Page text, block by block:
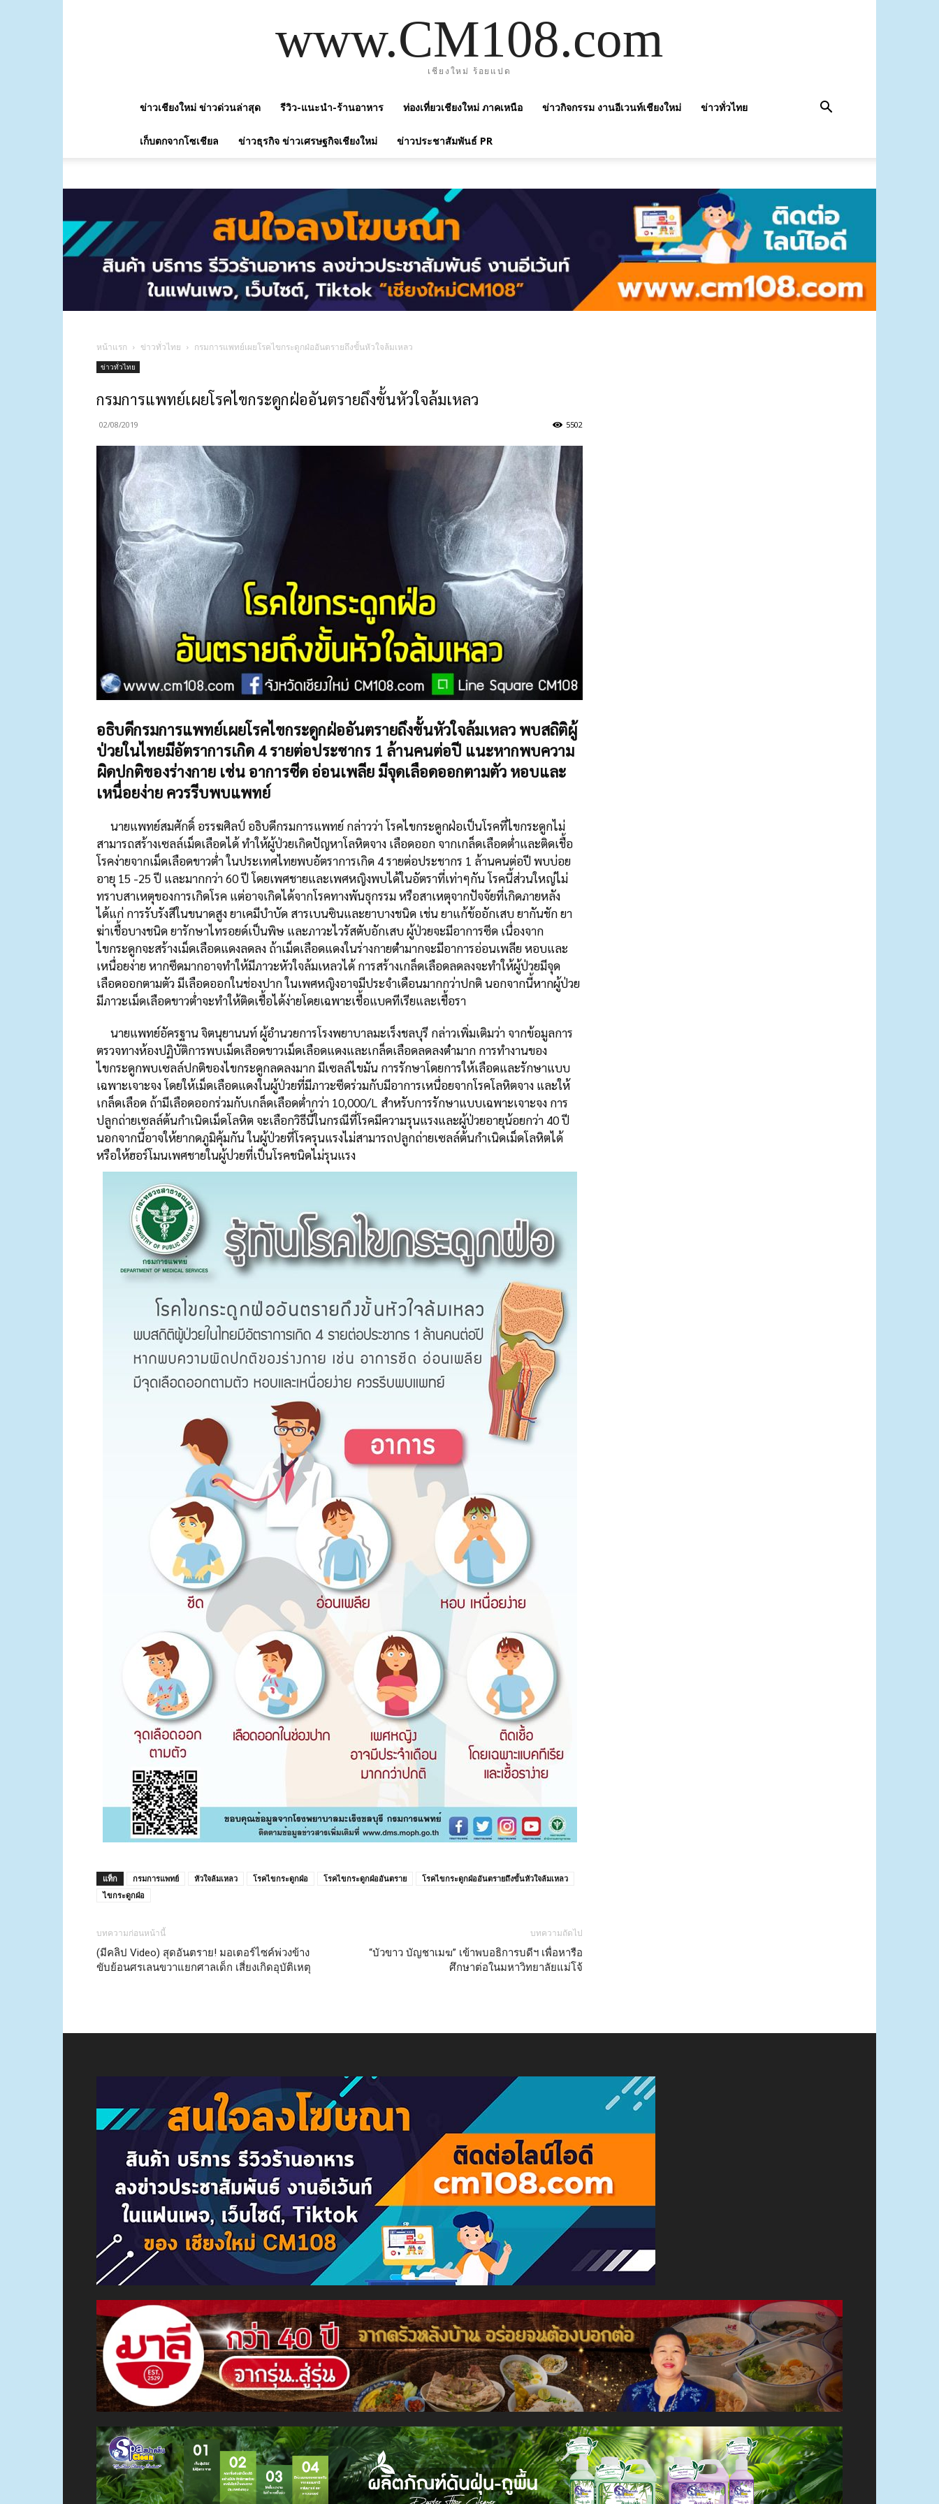
www.CM108.com
เชียงใหม่ ร้อยแปด
ข่าวเชียงใหม่ ข่าวด่วนล่าสุด รีวิว-แนะนำ-ร้านอาหาร ท่องเที่ยวเชียงใหม่ ภาคเหนือ ข่าวกิจกรรม งานอีเวนท์เชียงใหม่ ข่าวทั่วไทย
เก็บตกจากโซเชียล ข่าวธุรกิจ ข่าวเศรษฐกิจเชียงใหม่ ข่าวประชาสัมพันธ์ PR
หน้าแรก ข่าวทั่วไทย กรมการแพทย์เผยโรคไขกระดูกฝ่ออันตรายถึงขั้นหัวใจล้มเหลว
ข่าวทั่วไทย
กรมการแพทย์เผยโรคไขกระดูกฝ่ออันตรายถึงขั้นหัวใจล้มเหลว
02/08/2019 5502
อธิบดีกรมการแพทย์เผยโรคไขกระดูกฝ่ออันตรายถึงขั้นหัวใจล้มเหลว พบสถิติผู้
ป่วยในไทยมีอัตราการเกิด 4 รายต่อประชากร 1 ล้านคนต่อปี แนะหากพบความ
ผิดปกติของร่างกาย เช่น อาการซีด อ่อนเพลีย มีจุดเลือดออกตามตัว หอบและ
เหนื่อยง่าย ควรรีบพบแพทย์
นายแพทย์สมศักดิ์ อรรฆศิลป์ อธิบดีกรมการแพทย์ กล่าวว่า โรคไขกระดูกฝ่อเป็นโรคที่ไขกระดูกไม่
สามารถสร้างเซลล์เม็ดเลือดได้ ทำให้ผู้ป่วยเกิดปัญหาโลหิตจาง เลือดออก จากเกล็ดเลือดต่ำและติดเชื้อ
โรคง่ายจากเม็ดเลือดขาวต่ำในประเทศไทยพบอัตราการเกิด 4 รายต่อประชากร 1 ล้านคนต่อปี พบบ่อย
อายุ 15 -25 ปี และมากกว่า 60 ปี โดยเพศชายและเพศหญิงพบได้ในอัตราที่เท่าๆกัน โรคนี้ส่วนใหญ่ไม่
ทราบสาเหตุของการเกิดโรค แต่อาจเกิดได้จากโรคทางพันธุกรรม หรือสาเหตุจากปัจจัยที่เกิดภายหลัง
ได้แก่ การรับรังสีในขนาดสูง ยาเคมีบำบัด สารเบนซินและยาบางชนิด เช่น ยาแก้ข้ออักเสบ ยากันชัก ยา
ฆ่าเชื้อบางชนิด ยารักษาไทรอยด์เป็นพิษ และภาวะไวรัสตับอักเสบ ผู้ป่วยจะมีอาการซีด เนื่องจาก
ไขกระดูกจะสร้างเม็ดเลือดแดงลดลง ถ้าเม็ดเลือดแดงในร่างกายต่ำมากจะมีอาการอ่อนเพลีย หอบและ
เหนื่อยง่าย หากซีดมากอาจทำให้มีภาวะหัวใจล้มเหลวได้ การสร้างเกล็ดเลือดลดลงจะทำให้ผู้ป่วยมีจุด
เลือดออกตามตัว มีเลือดออกในช่องปาก ในเพศหญิงอาจมีประจำเดือนมากกว่าปกติ นอกจากนี้หากผู้ป่วย
มีภาวะเม็ดเลือดขาวต่ำจะทำให้ติดเชื้อได้ง่ายโดยเฉพาะเชื้อแบคทีเรียและเชื้อรา
นายแพทย์อัครฐาน จิตนุยานนท์ ผู้อำนวยการโรงพยาบาลมะเร็งชลบุรี กล่าวเพิ่มเติมว่า จากข้อมูลการ
ตรวจทางห้องปฏิบัติการพบเม็ดเลือดขาวเม็ดเลือดแดงและเกล็ดเลือดลดลงต่ำมาก การทำงานของ
ไขกระดูกพบเซลล์ปกติของไขกระดูกลดลงมาก มีเซลล์ไขมัน การรักษาโดยการให้เลือดและรักษาแบบ
เฉพาะเจาะจง โดยให้เม็ดเลือดแดงในผู้ป่วยที่มีภาวะซีดร่วมกับมีอาการเหนื่อยจากโรคโลหิตจาง และให้
เกล็ดเลือด ถ้ามีเลือดออกร่วมกับเกล็ดเลือดต่ำกว่า 10,000/L สำหรับการรักษาแบบเฉพาะเจาะจง การ
ปลูกถ่ายเซลล์ต้นกำเนิดเม็ดโลหิต จะเลือกวิธีนี้ในกรณีที่โรคมีความรุนแรงและผู้ป่วยอายุน้อยกว่า 40 ปี
นอกจากนี้อาจให้ยากดภูมิคุ้มกัน ในผู้ป่วยที่โรครุนแรงไม่สามารถปลูกถ่ายเซลล์ต้นกำเนิดเม็ดโลหิตได้
หรือให้ฮอร์โมนเพศชายในผู้ป่วยที่เป็นโรคชนิดไม่รุนแรง
แท็ก กรมการแพทย์ หัวใจล้มเหลว โรคไขกระดูกฝ่อ โรคไขกระดูกฝ่ออันตราย
โรคไขกระดูกฝ่ออันตรายถึงขั้นหัวใจล้มเหลว
ไขกระดูกฝ่อ
บทความก่อนหน้านี้
(มีคลิป Video) สุดอันตราย! มอเตอร์ไซค์พ่วงข้าง
ขับย้อนศรเลนขวาแยกศาลเด็ก เสี่ยงเกิดอุบัติเหตุ
บทความถัดไป
“บัวขาว บัญชาเมฆ” เข้าพบอธิการบดีฯ เพื่อหารือ
ศึกษาต่อในมหาวิทยาลัยแม่โจ้